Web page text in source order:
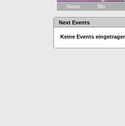
News Bio
Next Events
Keine Events